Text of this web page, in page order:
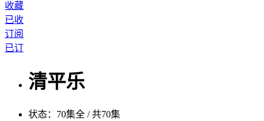
收藏
已收
订阅
已订
清平乐
状态： 70集全 / 共70集